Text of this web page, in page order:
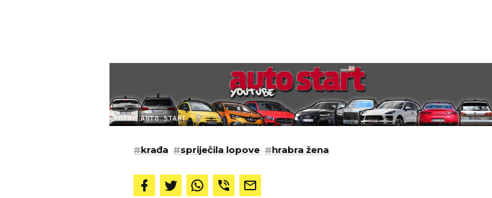
FOTO: AUTO START
#krađa #spriječila lopove #hrabra žena